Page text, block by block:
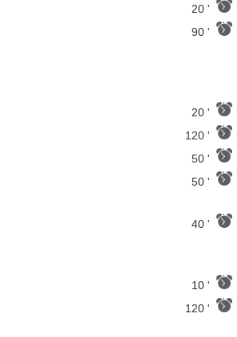
20 '
90 '
20 '
120 '
50 '
50 '
40 '
10 '
120 '